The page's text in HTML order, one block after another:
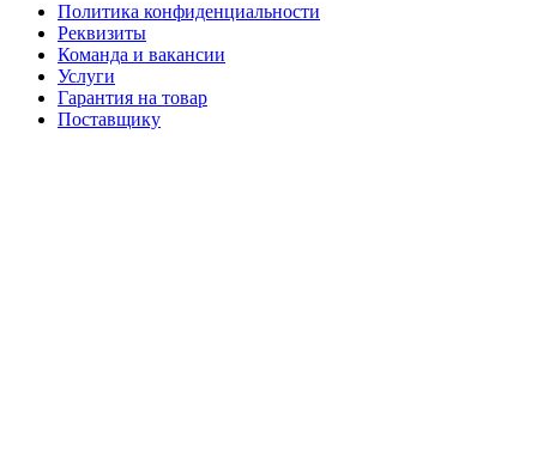
Политика конфиденциальности
Реквизиты
Команда и вакансии
Услуги
Гарантия на товар
Поставщику